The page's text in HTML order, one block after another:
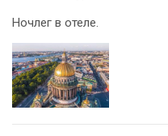
Ночлег в отеле.